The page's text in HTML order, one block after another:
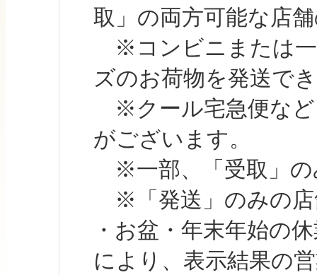
取」の両方可能な店
※コンビニまたは一
ズのお荷物を発送で
※クール宅急便など
がございます。
※一部、「受取」の
※「発送」のみの店
・お盆・年末年始の
により、表示結果の